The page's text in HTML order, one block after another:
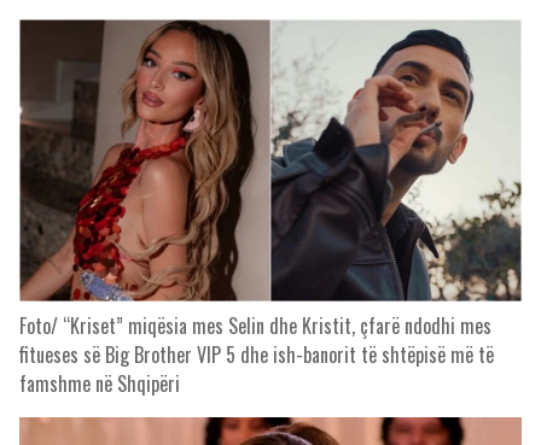
Foto/ “Kriset” miqësia mes Selin dhe Kristit, çfarë ndodhi mes
fitueses së Big Brother VIP 5 dhe ish-banorit të shtëpisë më të
famshme në Shqipëri